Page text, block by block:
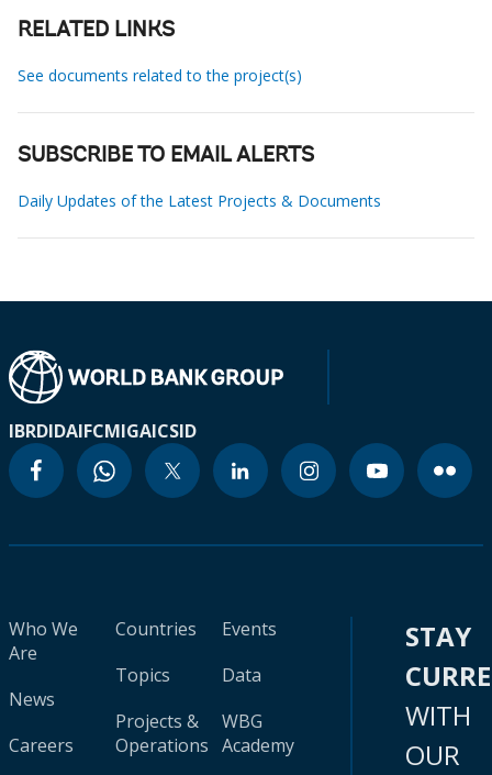
RELATED LINKS
See documents related to the project(s)
SUBSCRIBE TO EMAIL ALERTS
Daily Updates of the Latest Projects & Documents
IBRDIDAIFCMIGAICSID
Who We
Are
News
Careers
Countries
Topics
Projects &
Operations
Events
Data
WBG
Academy
STAY
WITH
OUR